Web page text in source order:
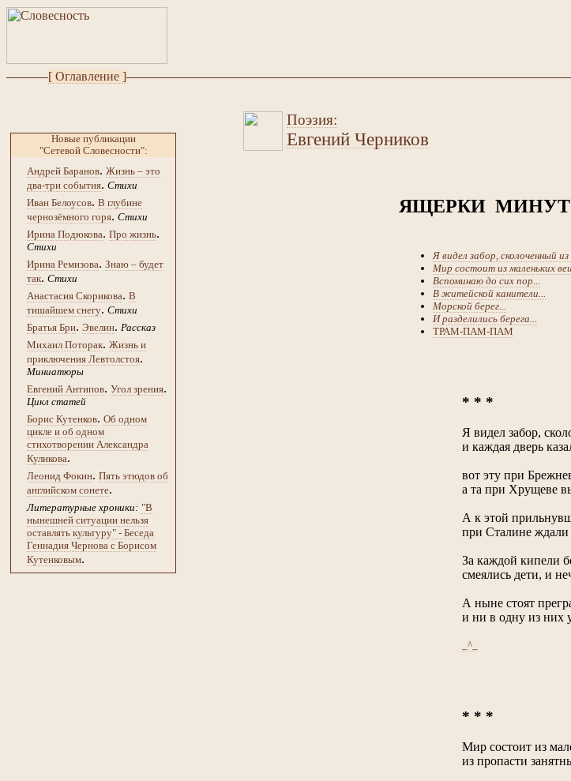
[ Оглавление ]
Новые публикации
"Сетевой Словесности":
Андрей Баранов. Жизнь – это
два-три события. Стихи
Иван Белоусов. В глубине
чернозёмного горя. Стихи
Ирина Подюкова. Про жизнь.
Стихи
Ирина Ремизова. Знаю – будет
так. Стихи
Анастасия Скорикова. В
тишайшем снегу. Стихи
Братья Бри. Эвелин. Рассказ
Михаил Поторак. Жизнь и
приключения Левтолстоя.
Миниатюры
Евгений Антипов. Угол зрения.
Цикл статей
Борис Кутенков. Об одном
цикле и об одном
стихотворении Александра
Куликова.
Леонид Фокин. Пять этюдов об
английском сонете.
Литературные хроники: "В
нынешней ситуации нельзя
оставлять культуру" - Беседа
Геннадия Чернова с Борисом
Кутенковым.
Поэзия:
Евгений Черников
ЯЩЕРКИ МИНУТ
Я видел забор, сколоченный из
Мир состоит из маленьких
Вспоминаю до сих пор...
В житейской канители...
Морской берег...
И разделились берега...
ТРАМ-ПАМ-ПАМ
* * *
Я видел забор,
и каждая дверь
вот эту при
а та при Хрущеве
А к этой
при Сталине
За каждой кипели
смеялись дети, и
А ныне стоят
и ни в одну из них
_^_
* * *
Мир состоит из
из пропасти